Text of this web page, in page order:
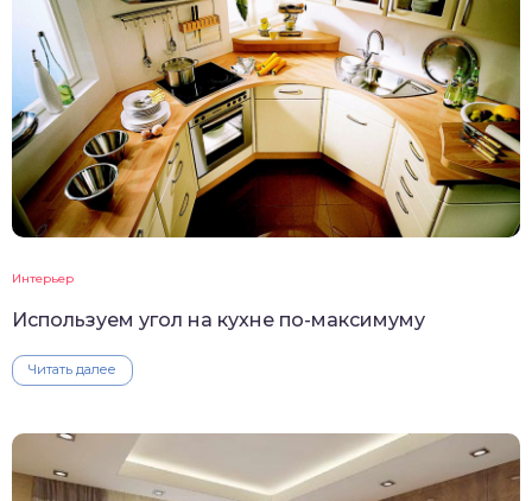
Интерьер
Используем угол на кухне по-максимуму
Читать далее